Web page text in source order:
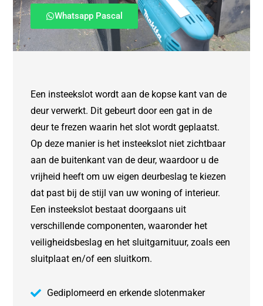
Whatsapp Pascal
Een insteekslot wordt aan de kopse kant van de
deur verwerkt. Dit gebeurt door een gat in de
deur te frezen waarin het slot wordt geplaatst.
Op deze manier is het insteekslot niet zichtbaar
aan de buitenkant van de deur, waardoor u de
vrijheid heeft om uw eigen deurbeslag te kiezen
dat past bij de stijl van uw woning of interieur.
Een insteekslot bestaat doorgaans uit
verschillende componenten, waaronder het
veiligheidsbeslag en het sluitgarnituur, zoals een
sluitplaat en/of een sluitkom.
Gediplomeerd en erkende slotenmaker